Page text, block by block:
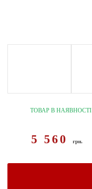
ТОВАР В НАЯВНОСТІ
5 560грн.